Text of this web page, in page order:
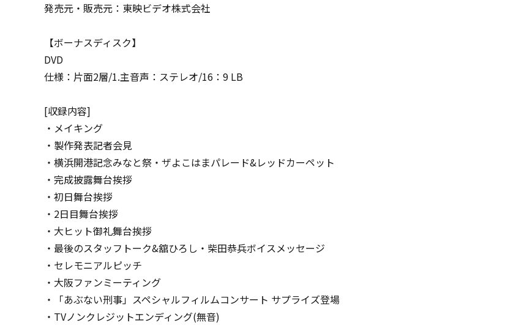
発売元・販売元：東映ビデオ株式会社
【ボーナスディスク】
DVD
仕様：片面2層/1.主音声：ステレオ/16：9 LB
[収録内容]
・メイキング
・製作発表記者会見
・横浜開港記念みなと祭・ザよこはまパレード&レッドカーペット
・完成披露舞台挨拶
・初日舞台挨拶
・2日目舞台挨拶
・大ヒット御礼舞台挨拶
・最後のスタッフトーク&舘ひろし・柴田恭兵ボイスメッセージ
・セレモニアルピッチ
・大阪ファンミーティング
・「あぶない刑事」スペシャルフィルムコンサート サプライズ登場
・TVノンクレジットエンディング(無音)